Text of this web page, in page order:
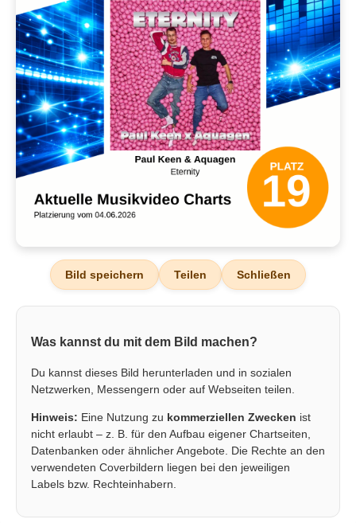
Bild speichern Teilen Schließen
Was kannst du mit dem Bild machen?
Du kannst dieses Bild herunterladen und in sozialen
Netzwerken, Messengern oder auf Webseiten teilen.
Hinweis: Eine Nutzung zu kommerziellen Zwecken ist
nicht erlaubt – z. B. für den Aufbau eigener Chartseiten,
Datenbanken oder ähnlicher Angebote. Die Rechte an den
verwendeten Coverbildern liegen bei den jeweiligen
Labels bzw. Rechteinhabern.